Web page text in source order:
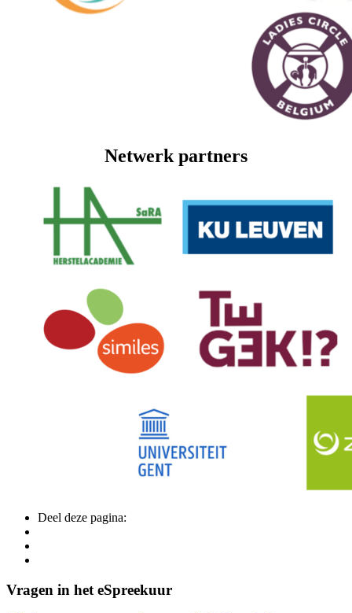
Netwerk partners
Deel deze pagina:
Side
Vragen in het eSpreekuur